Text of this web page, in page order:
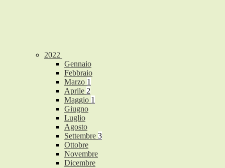
2022
Gennaio
Febbraio
Marzo 1
Aprile 2
Maggio 1
Giugno
Luglio
Agosto
Settembre 3
Ottobre
Novembre
Dicembre